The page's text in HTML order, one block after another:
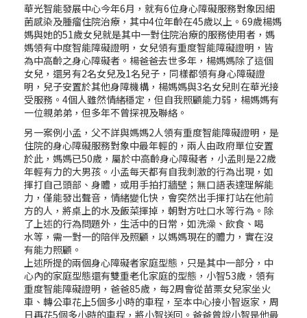
華光智能發展中心今年6月，就有6位身心障礙服務對象因細
菌感染及腫瘤住院治療，其中4位年齡在45歲以上。69歲楊媽
媽與她的51歲女兒就是其中一對住院治療的服務使用者，媽
媽領有中度智能障礙證明，女兒領有重度智能障礙證明，皆
為中高齡之身心障礙者。楊爸爸去世多年，楊媽媽除了這個
女兒，還另有2名女兒及1名兒子，同樣都領有身心障礙證
明，兒子安置於其他身障機構，楊媽媽與3名女兒則在華光接
受服務。4個人雖然情緒穩定，但自我照顧能力弱，楊媽媽有
一位親弟弟，但多年不曾探視及聯絡。
另一案例小孟，父不詳與媽媽2人領有重度智能障礙證明，是
住院的身心障礙服務對象中最年輕的，兩人由政府單位安置
於此，媽媽已50歲，屬於中高齡身心障礙者，小孟則是22歲
年輕有力的大男孩。小孟每天都有自我刺激的行為出現，如
揮打自己頭部、身體，或用手拍打牆壁；無口語表達理解能
力，僅能發出聲音，情緒變化快，會突然出手揮打站在他前
方的人，將桌上的水及飯菜揮掉，朝對方吐口水等行為。除
了上述的行為問題外，生活中的日常，如洗澡、飲食、喝
水等，需一對一的陪伴及照顧，以媽媽現在的體力，實在沒
有能力照顧。
上述所提的兩個身心障礙者家庭型態，只是其中一部分，中
心內的家庭型態還有雙重老化家庭的型態，小智53歲，領有
重度智能障礙證明，爸爸85歲，每2周會從苗栗女兒家坐火
車、轉公車花上5個多小時的車程，至本中心接小智返家，周
日再花5個多小時的車程，將小智送回。爸爸曾說小智是他最